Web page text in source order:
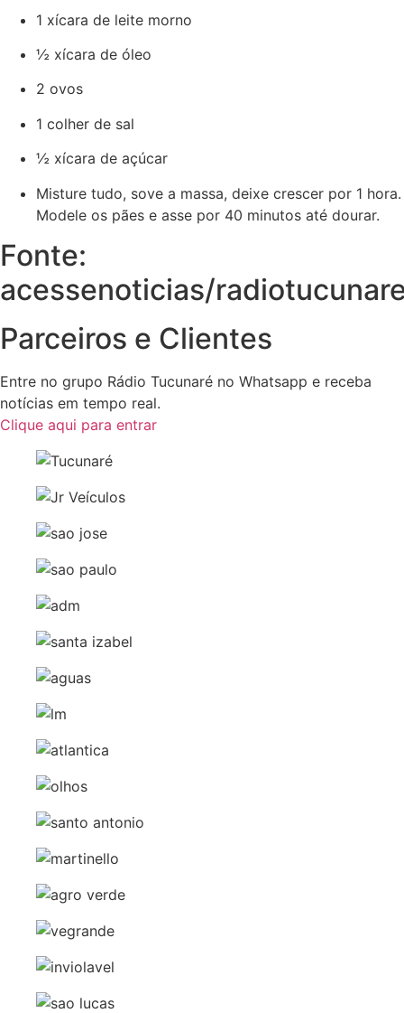
1 xícara de leite morno
½ xícara de óleo
2 ovos
1 colher de sal
½ xícara de açúcar
Misture tudo, sove a massa, deixe crescer por 1 hora.
Modele os pães e asse por 40 minutos até dourar.
Fonte:
acessenoticias/
Parceiros e Clientes
Entre no grupo Rádio Tucunaré no Whatsapp e receba
notícias em tempo real.
Clique aqui para entrar